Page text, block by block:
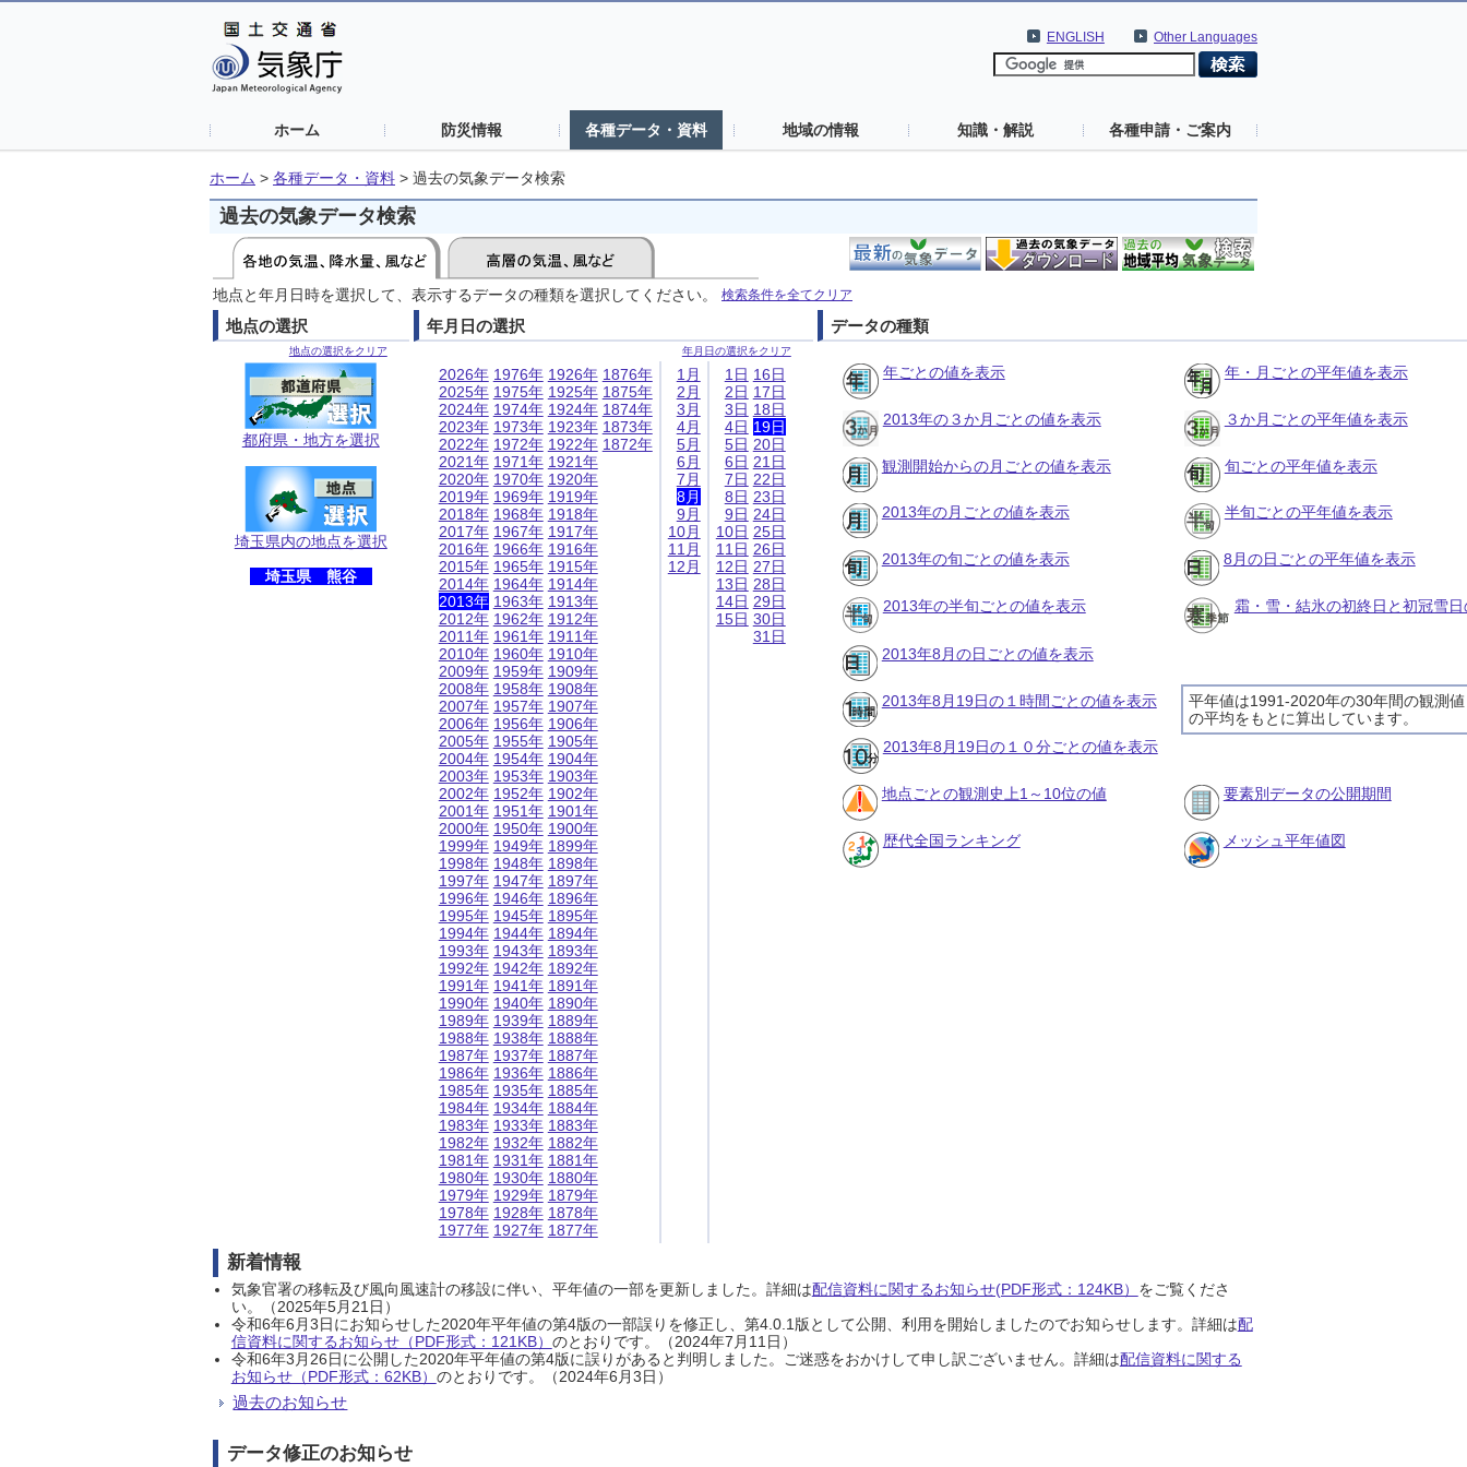
Other Languages
ENGLISH
ホーム 防災情報 各種データ・資料 地域の情報 知識・解説 各種申請・ご案内
ホーム > 各種データ・資料 > 過去の気象データ検索
過去の気象データ検索
地点と年月日時を選択して、表示するデータの種類を選択してください。 検索条件を全てクリア
地点の選択
地点の選択をクリア
都府県・地方を選択
埼玉県内の地点を選択
埼玉県 熊谷
年月日の選択
年月日の選択をクリア
2026年
2025年
2024年
2023年
2022年
2021年
2020年
2019年
2018年
2017年
2016年
2015年
2014年
2013年
2012年
2011年
2010年
2009年
2008年
2007年
2006年
2005年
2004年
2003年
2002年
2001年
2000年
1999年
1998年
1997年
1996年
1995年
1994年
1993年
1992年
1991年
1990年
1989年
1988年
1987年
1986年
1985年
1984年
1983年
1982年
1981年
1980年
1979年
1978年
1977年
1976年
1975年
1974年
1973年
1972年
1971年
1970年
1969年
1968年
1967年
1966年
1965年
1964年
1963年
1962年
1961年
1960年
1959年
1958年
1957年
1956年
1955年
1954年
1953年
1952年
1951年
1950年
1949年
1948年
1947年
1946年
1945年
1944年
1943年
1942年
1941年
1940年
1939年
1938年
1937年
1936年
1935年
1934年
1933年
1932年
1931年
1930年
1929年
1928年
1927年
1926年
1925年
1924年
1923年
1922年
1921年
1920年
1919年
1918年
1917年
1916年
1915年
1914年
1913年
1912年
1911年
1910年
1909年
1908年
1907年
1906年
1905年
1904年
1903年
1902年
1901年
1900年
1899年
1898年
1897年
1896年
1895年
1894年
1893年
1892年
1891年
1890年
1889年
1888年
1887年
1886年
1885年
1884年
1883年
1882年
1881年
1880年
1879年
1878年
1877年
1876年
1875年
1874年
1873年
1872年
1月
2月
3月
4月
5月
6月
7月
8月
9月
10月
11月
12月
1日
2日
3日
4日
5日
6日
7日
8日
9日
10日
11日
12日
13日
14日
15日
16日
17日
18日
19日
20日
21日
22日
23日
24日
25日
26日
27日
28日
29日
30日
31日
データの種類
年ごとの値を表示 年・月ごとの平年値を表示
2013年の３か月ごとの値を表示 ３か月ごとの平年値を表示
観測開始からの月ごとの値を表示 旬ごとの平年値を表示
2013年の月ごとの値を表示 半旬ごとの平年値を表示
2013年の旬ごとの値を表示 8月の日ごとの平年値を表示
2013年の半旬ごとの値を表示 霜・雪・結氷の初終日と初冠雪
2013年8月の日ごとの値を表示
平年値は1991-2020年の30年間の観測値
の平均をもとに算出しています。
2013年8月19日の１時間ごとの値を表示
2013年8月19日の１０分ごとの値を表示
地点ごとの観測史上1～10位の値 要素別データの公開期間
歴代全国ランキング メッシュ平年値図
新着情報
気象官署の移転及び風向風速計の移設に伴い、平年値の一部を更新しました。詳細は配信資料に関するお知らせ(PDF形式：124KB） をご覧くださ
い。（2025年5月21日）
令和6年6月3日にお知らせした2020年平年値の第4版の一部誤りを修正し、第4.0.1版として公開、利用を開始しましたのでお知らせします。詳細は配
信資料に関するお知らせ（PDF形式：121KB） のとおりです。（2024年7月11日）
令和6年3月26日に公開した2020年平年値の第4版に誤りがあると判明しました。ご迷惑をおかけして申し訳ございません。詳細は配信資料に関する
お知らせ（PDF形式：62KB） のとおりです。（2024年6月3日）
過去のお知らせ
データ修正のお知らせ